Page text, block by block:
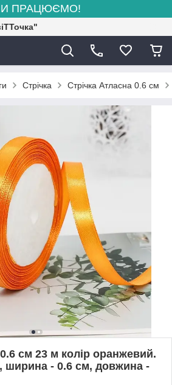
ПРАЦЮЄМО!
Стрічка Стрічка Атласна 0.6 см
см 23 м колір оранжевий.
ширина - 0.6 см, довжина -